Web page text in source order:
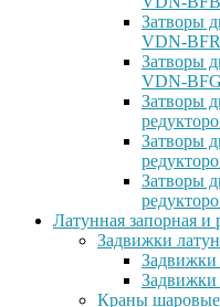
Затворы
VDN-
Затворы
VDN-
Затворы
Затворы
Затворы
Латунная запорная и
Задвижки
Краны